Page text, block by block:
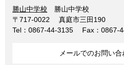
勝山中学校
勝山中学校
〒717-0022
真庭市三田190
Tel：0867-44-3135
Fax：0867-
メールでのお問い合